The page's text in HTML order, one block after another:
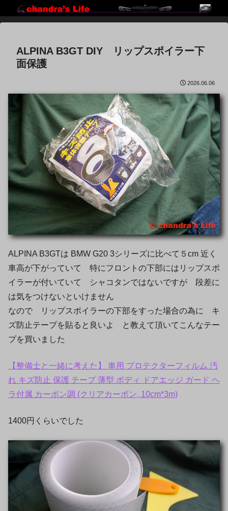
ALPINA B3GT DIY リップスポイラー下
面保護
2026.06.06
ALPINA B3GTは BMW G20 3シリーズに比べて５cm 近く
車高が下がっていて 特にフロントの下部にはリップスポ
イラーが付いていて シャコタンではないですが 段差に
は気をつけないといけません
なので リップスポイラーの下部をすった場合の為に キ
ズ防止テープを貼ると良いよ と教えて頂いてこんなテー
プを買いました
【整備士と一緒に考えた】 車用 プロテクターフィルム 汚
れ キズ防止 保護 テープ 薄型 ボディ ドアエッジ ガード ヘ
ラ付属 カーボン調 (クリアカーボン, 10cm*3m)
1400円くらいでした